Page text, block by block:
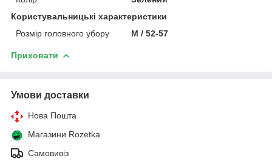
Користувальницькі характеристики
Розмір головного убору
M / 52-57
Приховати
Умови доставки
Нова Пошта
Магазини Rozetka
Самовивіз